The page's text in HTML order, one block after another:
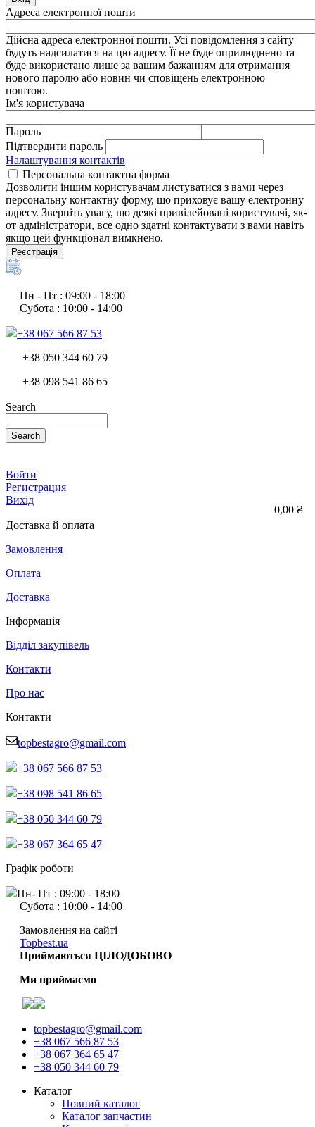
Адреса електронної пошти
Дійсна адреса електронної пошти. Усі повідомлення з сайту
будуть надсилатися на цю адресу. Її не буде оприлюднено та
буде використано лише за вашим бажанням для отримання
нового паролю або новин чи сповіщень електронною
поштою.
Ім'я користувача
Пароль
Підтвердити пароль
Налаштування контактів
Персональна контактна форма
Дозволити іншим користувачам листуватися з вами через
персональну контактну форму, що приховує вашу електронну
адресу. Зверніть увагу, що деякі привілейовані користувачі, як-
от адміністратори, все одно здатні контактувати з вами навіть
якщо цей функціонал вимкнено.
Реєстрація
Пн - Пт : 09:00 - 18:00
Субота : 10:00 - 14:00
+38 067 566 87 53
+38 050 344 60 79
+38 098 541 86 65
Search
Search
0,00 ₴
Войти
Регистрация
Вихід
Доставка й оплата
Замовлення
Оплата
Доставка
Інформація
Відділ закупівель
Контакти
Про нас
Контакти
topbestagro@gmail.com
+38 067 566 87 53
+38 098 541 86 65
+38 050 344 60 79
+38 067 364 65 47
Графік роботи
Пн- Пт : 09:00 - 18:00
Субота : 10:00 - 14:00
Замовлення на сайті
Topbest.ua
Приймаються ЦІЛОДОБОВО
Ми приймаємо
topbestagro@gmail.com
+38 067 566 87 53
+38 067 364 65 47
+38 050 344 60 79
Каталог
Повний каталог
Каталог запчастин